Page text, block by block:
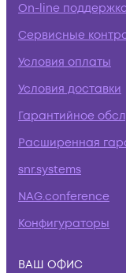
On-line
Сервисные
Условия оплаты
Условия доставки
Гарантийное
Расширенная
snr.systems
NAG.conference
Конфигураторы
ВАШ ОФИС